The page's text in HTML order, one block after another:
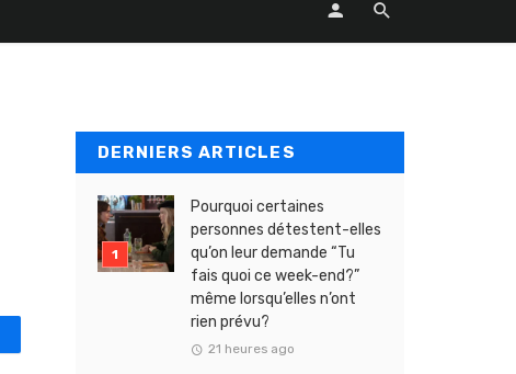
DERNIERS ARTICLES
Pourquoi certaines
personnes détestent-elles
qu’on leur demande “Tu
fais quoi ce week-end?”
même lorsqu’elles n’ont
rien prévu?
21 heures ago